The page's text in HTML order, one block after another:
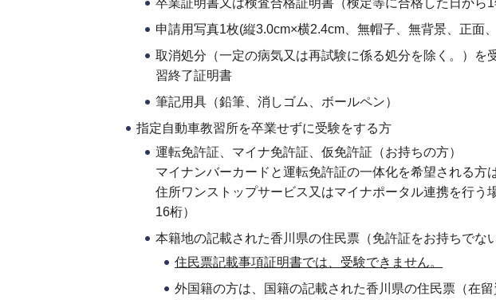
卒業証明書又は検査合格証明書（検定等に合格した日から1
申請用写真1枚(縦3.0cm×横2.4cm、無帽子、無背景、正面
取消処分（一定の病気又は再試験に係る処分を除く。）
習終了証明書
筆記用具（鉛筆、消しゴム、ボールペン）
指定自動車教習所を卒業せずに受験をする方
運転免許証、マイナ免許証、仮免許証（お持ちの方）
マイナンバーカードと運転免許証の一体化を希望される方
住所ワンストップサービス又はマイナポータル連携を行う
16桁）
本籍地の記載された香川県の住民票（免許証をお持ちでな
住民票記載事項証明書では、受験できません。
外国籍の方は、国籍の記載された香川県の住民票（在